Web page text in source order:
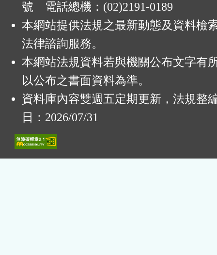
號 電話總機：(02)2191-0189
本網站提供法規之最新動態及資料檢
法律諮詢服務。
本網站法規資料若與機關公布文字有
以公布之書面資料為準。
資料庫內容雙週五定期更新，法規整
日：2026/07/31